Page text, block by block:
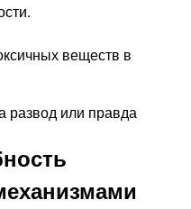
веществ в